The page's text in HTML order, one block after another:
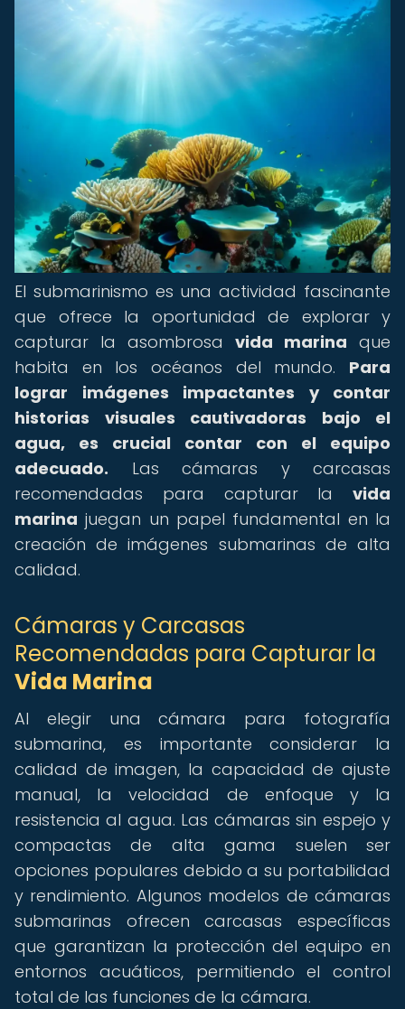
El submarinismo es una actividad fascinante
que ofrece la oportunidad de explorar y
capturar la asombrosa vida marina que
habita en los océanos del mundo. Para
lograr imágenes impactantes y contar
historias visuales cautivadoras bajo el
agua, es crucial contar con el equipo
adecuado. Las cámaras y carcasas
recomendadas para capturar la vida
marina juegan un papel fundamental en la
creación de imágenes submarinas de alta
calidad.
Cámaras y Carcasas
Recomendadas para Capturar la
Vida Marina
Al elegir una cámara para fotografía
submarina, es importante considerar la
calidad de imagen, la capacidad de ajuste
manual, la velocidad de enfoque y la
resistencia al agua. Las cámaras sin espejo y
compactas de alta gama suelen ser
opciones populares debido a su portabilidad
y rendimiento. Algunos modelos de cámaras
submarinas ofrecen carcasas específicas
que garantizan la protección del equipo en
entornos acuáticos, permitiendo el control
total de las funciones de la cámara.